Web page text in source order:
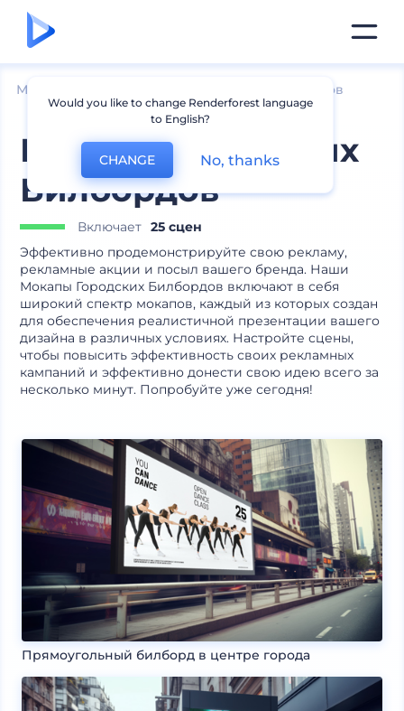
Мокапы Мокапы афиш и баннеров
Мокапы Городских
Билбордов
Включает 25 сцен
Эффективно продемонстрируйте свою рекламу,
рекламные акции и посыл вашего бренда. Наши
Мокапы Городских Билбордов включают в себя
широкий спектр мокапов, каждый из которых создан
для обеспечения реалистичной презентации вашего
дизайна в различных условиях. Настройте сцены,
чтобы повысить эффективность своих рекламных
кампаний и эффективно донести свою идею всего за
несколько минут. Попробуйте уже сегодня!
Прямоугольный билборд в центре города
Would you like to change Renderforest language
to English?
CHANGE No, thanks